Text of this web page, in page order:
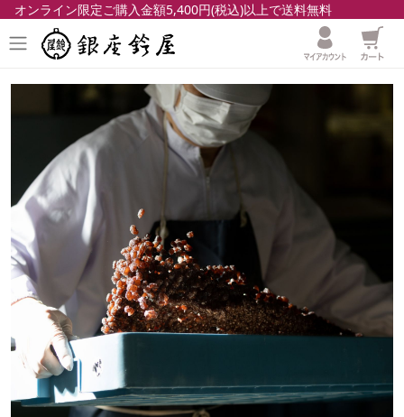
オンライン限定ご購入金額5,400円(税込)以上で送料無料